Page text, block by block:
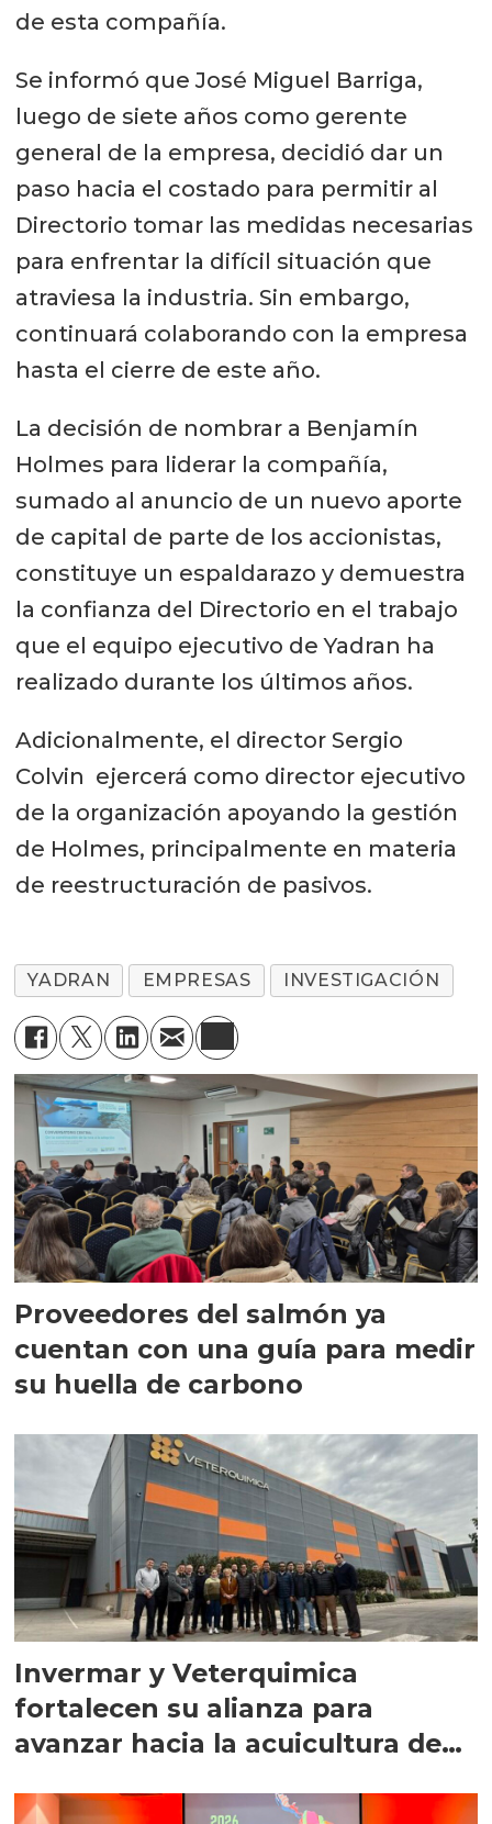
de esta compañía.
Se informó que José Miguel Barriga,
luego de siete años como gerente
general de la empresa, decidió dar un
paso hacia el costado para permitir al
Directorio tomar las medidas necesarias
para enfrentar la difícil situación que
atraviesa la industria. Sin embargo,
continuará colaborando con la empresa
hasta el cierre de este año.
La decisión de nombrar a Benjamín
Holmes para liderar la compañía,
sumado al anuncio de un nuevo aporte
de capital de parte de los accionistas,
constituye un espaldarazo y demuestra
la confianza del Directorio en el trabajo
que el equipo ejecutivo de Yadran ha
realizado durante los últimos años.
Adicionalmente, el director Sergio
Colvin ejercerá como director ejecutivo
de la organización apoyando la gestión
de Holmes, principalmente en materia
de reestructuración de pasivos.
YADRAN EMPRESAS INVESTIGACIÓN
Proveedores del salmón ya
cuentan con una guía para medir
su huella de carbono
Invermar y Veterquimica
fortalecen su alianza para
avanzar hacia la acuicultura de